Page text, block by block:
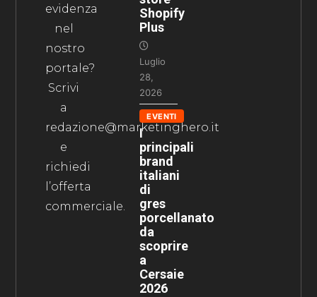
evidenza
nel
nostro
portale?
Scrivi
a
redazione@marketinghero.it
e
richiedi
l’offerta
commerciale.
Shopify
Plus
Luglio
28,
2026
EVENTI
I
principali
brand
italiani
di
gres
porcellanato
da
scoprire
a
Cersaie
2026